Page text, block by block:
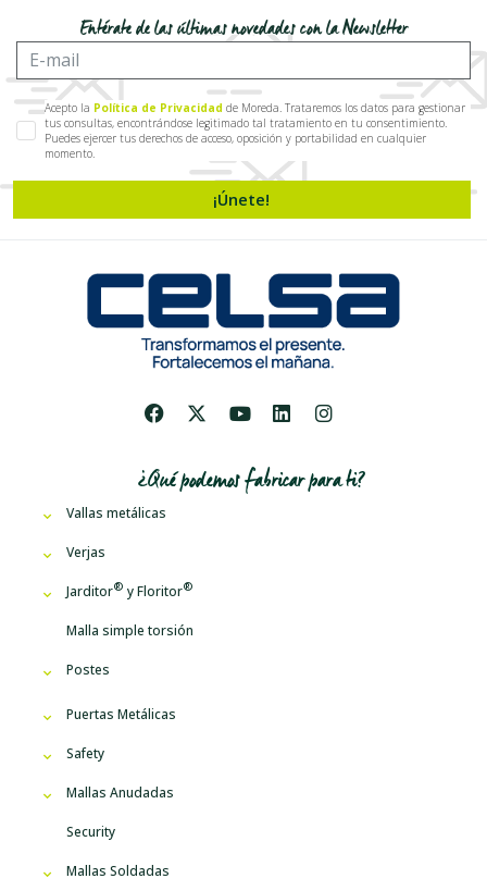
Entérate de las últimas novedades con la Newsletter
Acepto la Política de Privacidad de Moreda. Trataremos los datos para gestionar
tus consultas, encontrándose legitimado tal tratamiento en tu consentimiento.
Puedes ejercer tus derechos de acceso, oposición y portabilidad en cualquier
momento.
¡Únete!
¿Qué podemos fabricar para ti?
Vallas metálicas
Verjas
Jarditor yFloritor
Malla simple torsión
Postes
Puertas Metálicas
Safety
Mallas Anudadas
Security
Mallas Soldadas